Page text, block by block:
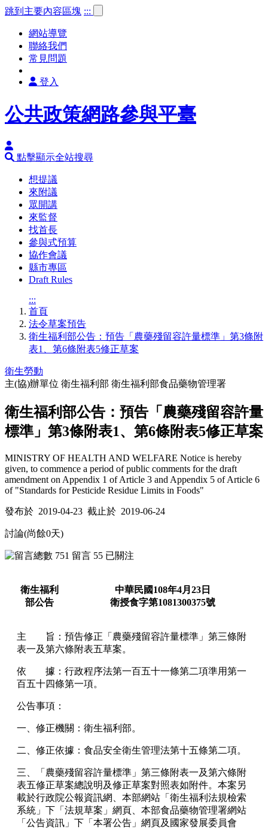
跳到主要內容區塊 :::
網站導覽
聯絡我們
常見問題
登入
公共政策網路參與平臺
點擊顯示全站搜尋
想提議
來附議
眾開講
來監督
找首長
參與式預算
協作會議
縣市專區
Draft Rules
:::
首頁
法令草案預告
衛生福利部公告：預告「農藥殘留容許量標準」第3條附
表1、第6條附表5修正草案
衛生勞動
主(協)辦單位 衛生福利部 衛生福利部食品藥物管理署
衛生福利部公告：預告「農藥殘留容許量
標準」第3條附表1、第6條附表5修正草案
MINISTRY OF HEALTH AND WELFARE Notice is hereby
given, to commence a period of public comments for the draft
amendment on Appendix 1 of Article 3 and Appendix 5 of Article 6
of "Standards for Pesticide Residue Limits in Foods"
發布於 2019-04-23 截止於 2019-06-24
討論(尚餘0天)
751 留言 55 已關注
衛生福利
部公告
中華民國108年4月 23日
衛授食字第1081300375號
主 旨：預告修正「 農藥殘留容許量標準 」第三條附
表一及第六條附表五草案。
依 據： 行政程序法第一百五十一條第二項準用第一
百五十四條第一項。
公告事項：
一、修正機關：衛生福利部。
二、修正依據： 食品安全衛生管理法第十五條第二項。
三、「農藥殘留容許量標準」第三條附表一及第六條附
表五修正草案總說明及修正草案對照表如附件。本案另
載於行政院公報資訊網、本部網站「衛生福利法規檢索
系統」下「法規草案」網頁、本部食品藥物管理署網站
「公告資訊」下「本署公告」網頁及國家發展委員會